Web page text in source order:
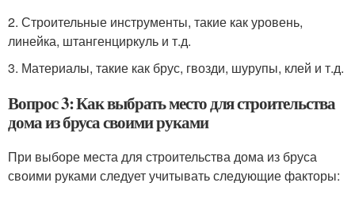
2. Строительные инструменты, такие как уровень,
линейка, штангенциркуль и т.д.
3. Материалы, такие как брус, гвозди, шурупы, клей и т.д.
Вопрос 3: Как выбрать место для строительства
дома из бруса своими руками
При выборе места для строительства дома из бруса
своими руками следует учитывать следующие факторы: